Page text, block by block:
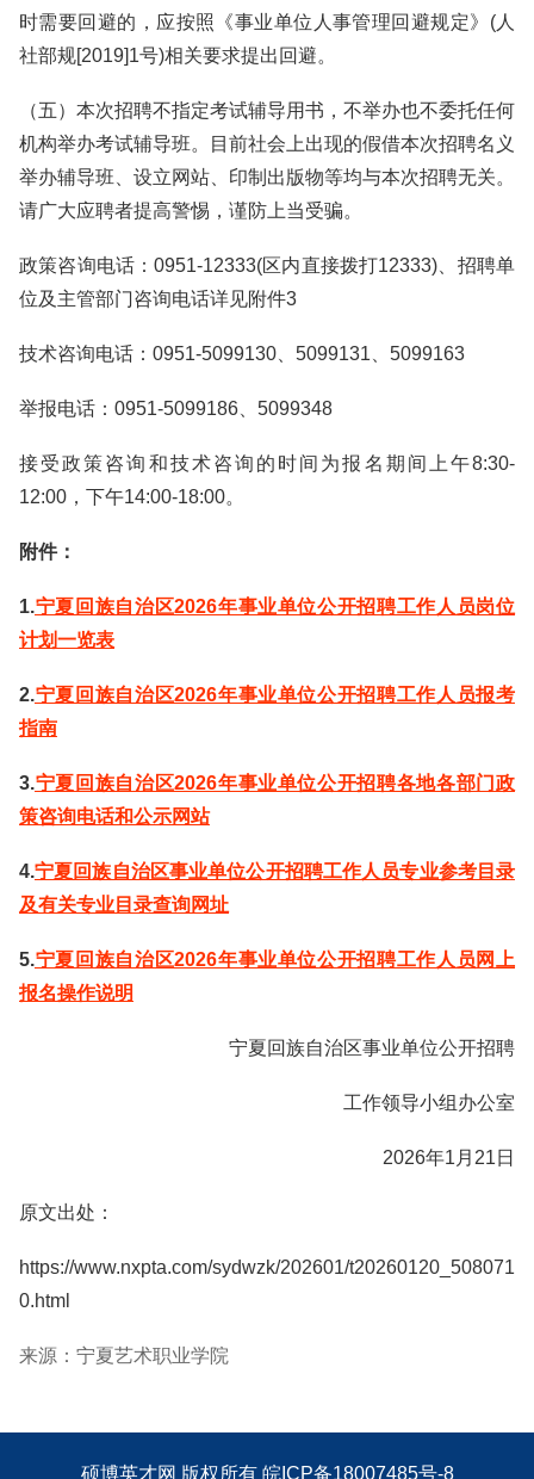
时需要回避的，应按照《事业单位人事管理回避规定》(人
社部规[2019]1号)相关要求提出回避。
（五）本次招聘不指定考试辅导用书，不举办也不委托任何
机构举办考试辅导班。目前社会上出现的假借本次招聘名义
举办辅导班、设立网站、印制出版物等均与本次招聘无关。
请广大应聘者提高警惕，谨防上当受骗。
政策咨询电话：0951-12333(区内直接拨打12333)、招聘单
位及主管部门咨询电话详见附件3
技术咨询电话：0951-5099130、5099131、5099163
举报电话：0951-5099186、5099348
接受政策咨询和技术咨询的时间为报名期间上午8:30-
12:00，下午14:00-18:00。
附件：
1.宁夏回族自治区2026年事业单位公开招聘工作人员岗位
计划一览表
2.宁夏回族自治区2026年事业单位公开招聘工作人员报考
指南
3.宁夏回族自治区2026年事业单位公开招聘各地各部门政
策咨询电话和公示网站
4.宁夏回族自治区事业单位公开招聘工作人员专业参考目录
及有关专业目录查询网址
5.宁夏回族自治区2026年事业单位公开招聘工作人员网上
报名操作说明
宁夏回族自治区事业单位公开招聘
工作领导小组办公室
2026年1月21日
原文出处：
https://www.nxpta.com/sydwzk/202601/t20260120_508071
0.html
来源：宁夏艺术职业学院
硕博英才网 版权所有 皖ICP备18007485号-8